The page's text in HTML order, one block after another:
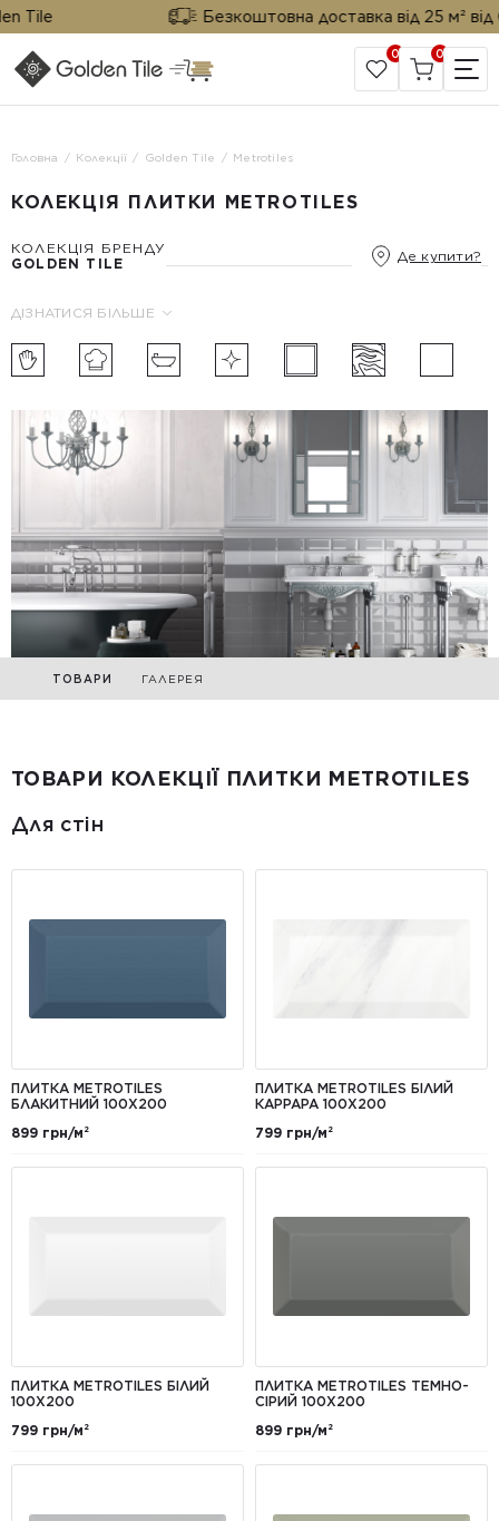
Безкоштовна доставка від 25 м² від Golden
САЙТ КОМПАНІЇ
0 0
Головна Колекції Golden Tile Metrotiles
КОЛЕКЦІЯ ПЛИТКИ METROTILES
КОЛЕКЦІЯ БРЕНДУ
GOLDEN TILE
Де купити?
ДІЗНАТИСЯ БІЛЬШЕ
ТОВАРИ ГАЛЕРЕЯ
ТОВАРИ КОЛЕКЦІЇ ПЛИТКИ METROTILES
Для стін
ПЛИТКА METROTILES
БЛАКИТНИЙ 100X200
899 грн/м²
ПЛИТКА METROTILES БІЛИЙ
КАРРАРА 100X200
799 грн/м²
ПЛИТКА METROTILES БІЛИЙ
100X200
799 грн/м²
ПЛИТКА METROTILES ТЕМНО-
СІРИЙ 100X200
899 грн/м²